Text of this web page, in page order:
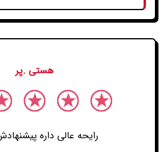
هستی .پر
رایحه عالی داره